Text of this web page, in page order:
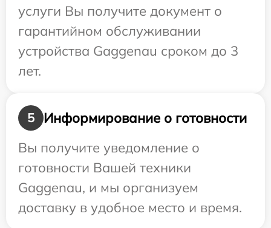
услуги Вы получите документ о
гарантийном обслуживании
устройства Gaggenau сроком до 3
лет.
5
Информирование о готовности
Вы получите уведомление о
готовности Вашей техники
Gaggenau, и мы организуем
доставку в удобное место и время.